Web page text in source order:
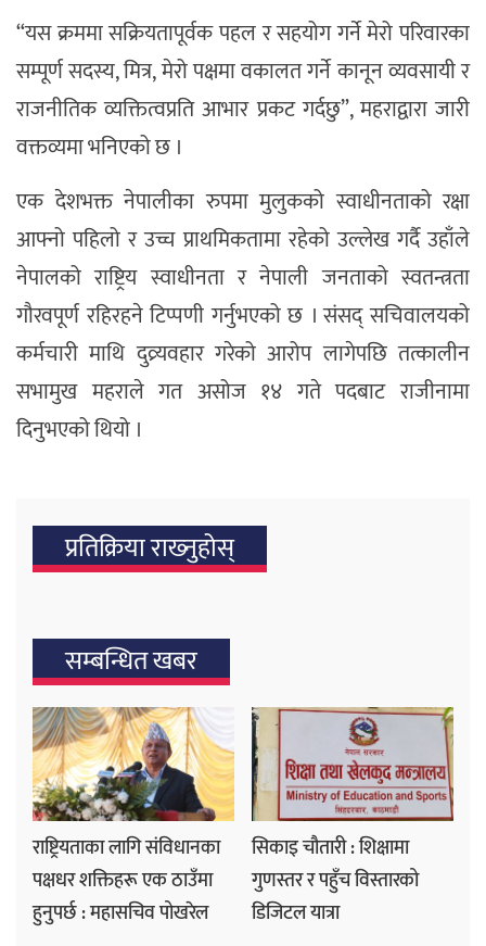
“यस क्रममा सक्रियतापूर्वक पहल र सहयोग गर्ने मेरो परिवारका
सम्पूर्ण सदस्य, मित्र, मेरो पक्षमा वकालत गर्ने कानून व्यवसायी र
राजनीतिक व्यक्तित्वप्रति आभार प्रकट गर्दछु”, महराद्वारा जारी
वक्तव्यमा भनिएको छ ।
एक देशभक्त नेपालीका रुपमा मुलुकको स्वाधीनताको रक्षा
आफ्नो पहिलो र उच्च प्राथमिकतामा रहेको उल्लेख गर्दै उहाँले
नेपालको राष्ट्रिय स्वाधीनता र नेपाली जनताको स्वतन्त्रता
गौरवपूर्ण रहिरहने टिप्पणी गर्नुभएको छ । संसद् सचिवालयको
कर्मचारी माथि दुव्र्यवहार गरेको आरोप लागेपछि तत्कालीन
सभामुख महराले गत असोज १४ गते पदबाट राजीनामा
दिनुभएको थियो ।
प्रतिक्रिया राख्‍नुहोस्
सम्बन्धित खबर
राष्ट्रियताका लागि संविधानका
पक्षधर शक्तिहरू एक ठाउँमा
हुनुपर्छ : महासचिव पोखरेल
सिकाइ चौतारी : शिक्षामा
गुणस्तर र पहुँच विस्तारको
डिजिटल यात्रा